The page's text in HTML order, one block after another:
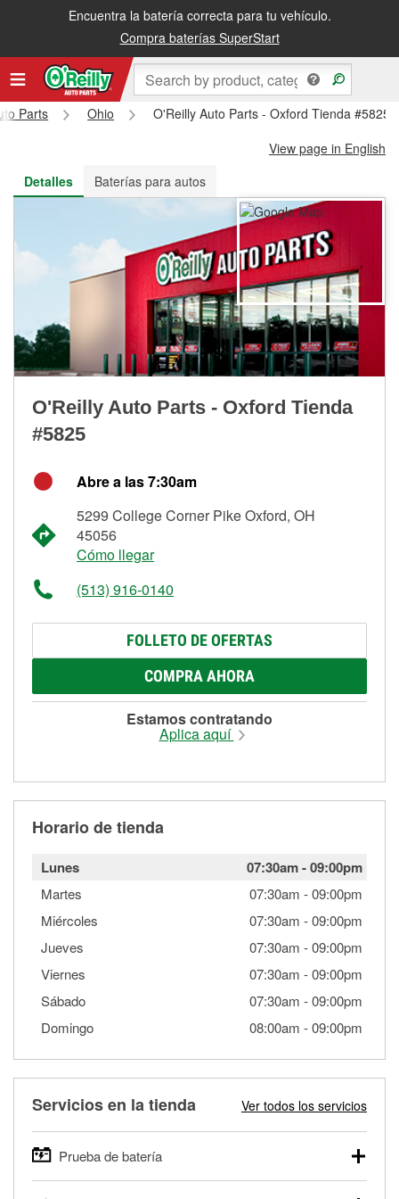
Encuentra la batería correcta para tu vehículo.
Compra baterías SuperStart
Recibe tu orden gratis al día siguiente o recógela en la tienda
Parts Ohio
O'Reilly Auto Parts - Oxford Tienda #5825
View page in English
Detalles
Baterías para autos
O'Reilly Auto Parts - Oxford Tienda
#5825
Abre a las 7:30am
5299 College Corner Pike Oxford, OH
45056
Cómo llegar
(513) 916-0140
FOLLETO DE OFERTAS
COMPRA AHORA
Estamos contratando
Aplica aquí
Horario de tienda
Lunes 07:30am-09:00pm
Martes 07:30am -09:00pm
Miércoles
07:30am -09:00pm
Jueves
07:30am -09:00pm
Viernes
07:30am -09:00pm
Sábado
07:30am -09:00pm
Domingo
08:00am -09:00pm
Servicios en la tienda Ver todos los servicios
Prueba de batería